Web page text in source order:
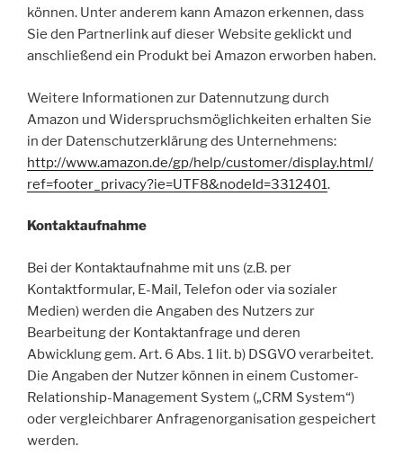
können. Unter anderem kann Amazon erkennen, dass
Sie den Partnerlink auf dieser Website geklickt und
anschließend ein Produkt bei Amazon erworben haben.
Weitere Informationen zur Datennutzung durch
Amazon und Widerspruchsmöglichkeiten erhalten Sie
in der Datenschutzerklärung des Unternehmens:
http://www.amazon.de/gp/help/customer/display.html/
ref=footer_privacy?ie=UTF8&nodeId=3312401.
Kontaktaufnahme
Bei der Kontaktaufnahme mit uns (z.B. per
Kontaktformular, E-Mail, Telefon oder via sozialer
Medien) werden die Angaben des Nutzers zur
Bearbeitung der Kontaktanfrage und deren
Abwicklung gem. Art. 6 Abs. 1 lit. b) DSGVO verarbeitet.
Die Angaben der Nutzer können in einem Customer-
Relationship-Management System („CRM System“)
oder vergleichbarer Anfragenorganisation gespeichert
werden.